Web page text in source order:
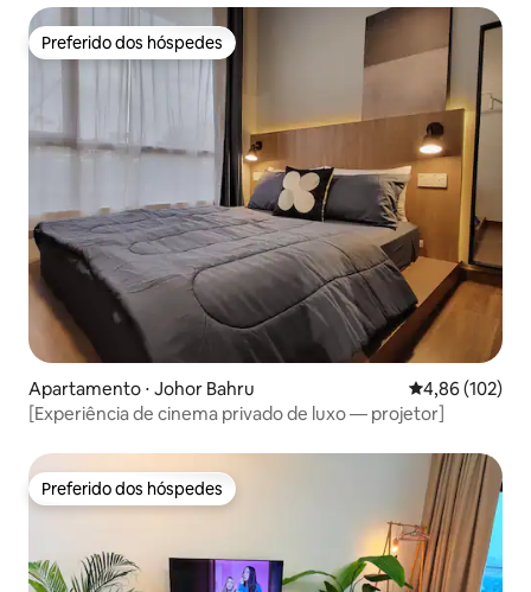
Preferido dos hóspedes
Preferido dos hóspedes
Apartamento ⋅ Johor Bahru 4,86 de uma
4,86 (102)
[Experiência de cinema privado de luxo — projetor]
Preferido dos hóspedes
Preferido dos hóspedes